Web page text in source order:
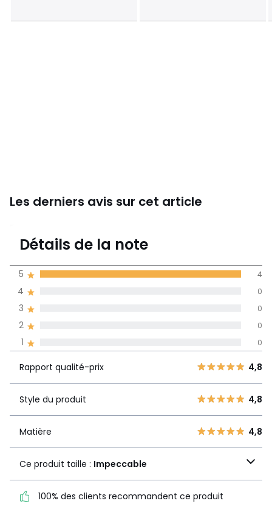
Les derniers avis sur cet article
5
moyenne des avis
dans toutes les
1 0
2
3 0
4
5 4,8
4,8
4,8
Impeccable
100% des clients
Détails de la note
1 0
2 0
3 0
4 0
5 4
Rapport qualité-prix 4,8
Style du produit 4,8
Matière 4,8
Ce produit taille : Impeccable
100% des clients recommandent ce produit